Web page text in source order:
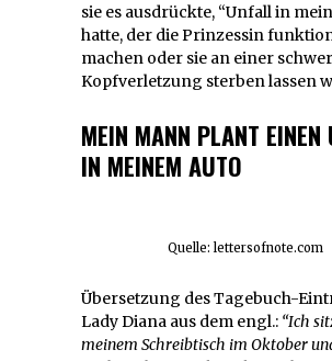
sie es ausdrückte, “Unfall in
hatte, der die Prinzessin
machen oder sie an einer
Kopfverletzung sterben lassen
MEIN MANN PLANT EINEN
IN MEINEM AUTO
Quelle: lettersofnote.com
Übersetzung des Tagebuch-
Lady Diana aus dem engl.: “Ich
meinem Schreibtisch im Oktober